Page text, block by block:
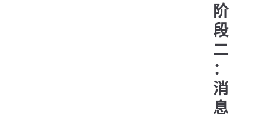
阶
段
二
：
消
息